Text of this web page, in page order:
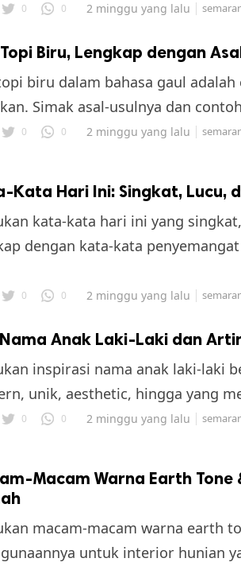
0 0 2 minggu yang lalu
Biru, Lengkap dengan
biru dalam bahasa gaul
Simak asal-usulnya dan
0 0 2 minggu yang lalu
Kata Hari Ini: Singkat, Lucu,
kata-kata hari ini yang
dengan kata-kata
0 0 2 minggu yang lalu
Anak Laki-Laki dan
inspirasi nama anak laki-laki
unik, aesthetic, hingga yang
0 0 2 minggu yang lalu
Macam Warna Earth
macam-macam warna earth
untuk interior hunian